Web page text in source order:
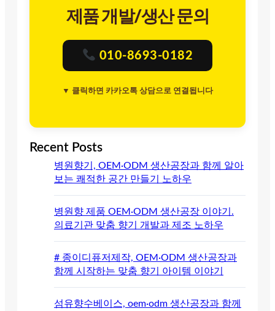
제품 개발/생산 문의
010-8693-0182
▼ 클릭하면 카카오톡 상담으로 연결됩니다
Recent Posts
병원향기, OEM·ODM 생산공장과 함께 알아
보는 쾌적한 공간 만들기 노하우
병원향 제품 OEM·ODM 생산공장 이야기.
의료기관 맞춤 향기 개발과 제조 노하우
# 종이디퓨저제작, OEM·ODM 생산공장과
함께 시작하는 맞춤 향기 아이템 이야기
섬유향수베이스, oem·odm 생산공장과 함께